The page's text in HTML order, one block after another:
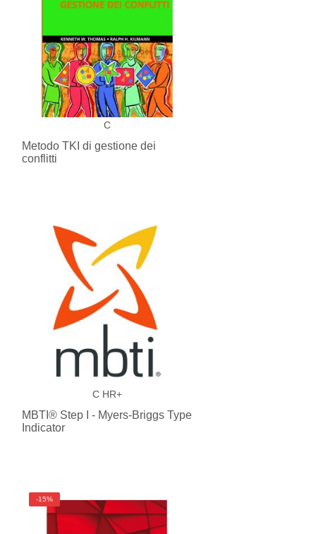
C
Metodo TKI di gestione dei
conflitti
C HR+
MBTI® Step I - Myers-Briggs Type
Indicator
-15%